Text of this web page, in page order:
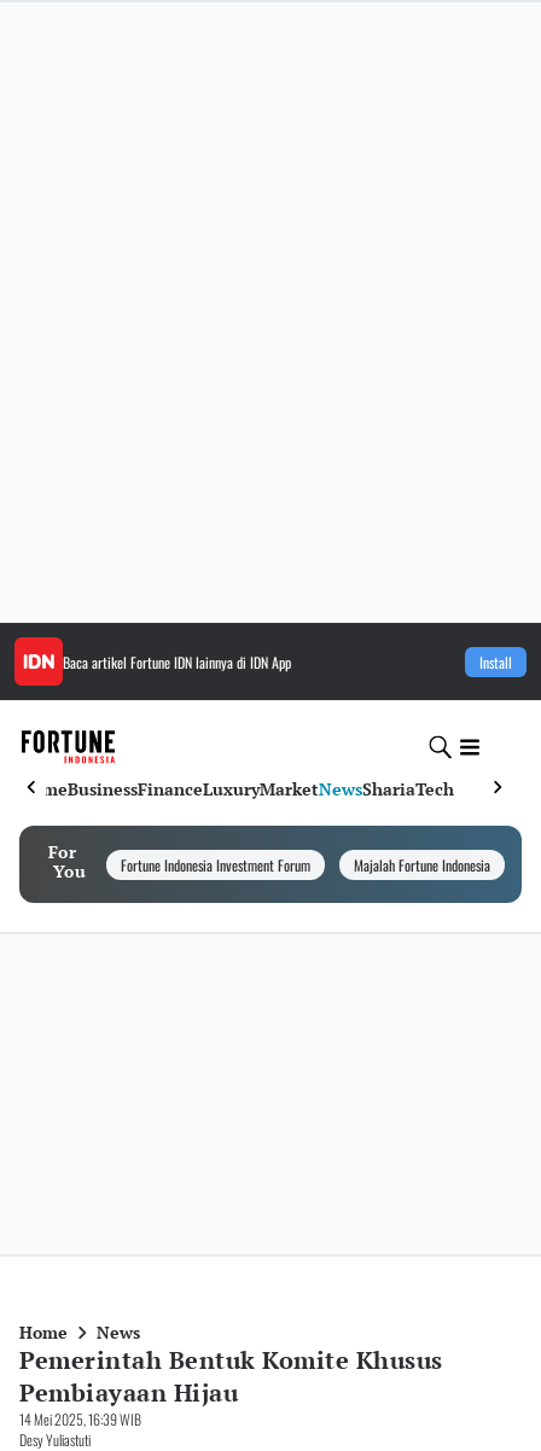
Baca artikel Fortune IDNlainnya di IDN App Install
HomeBusinessFinanceLuxuryMarketNewsShariaTech
For
You
Fortune Indonesia Investment Forum Majalah Fortune Indonesia
Home News
Pemerintah Bentuk Komite Khusus
Pembiayaan Hijau
14 Mei 2025, 16:39 WIB
Desy Yuliastuti